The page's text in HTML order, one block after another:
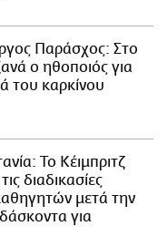
Παράσχος: Στο
ο ηθοποιός για
του καρκίνου
Το Κέιμπριτζ
διαδικασίες
μετά την
για